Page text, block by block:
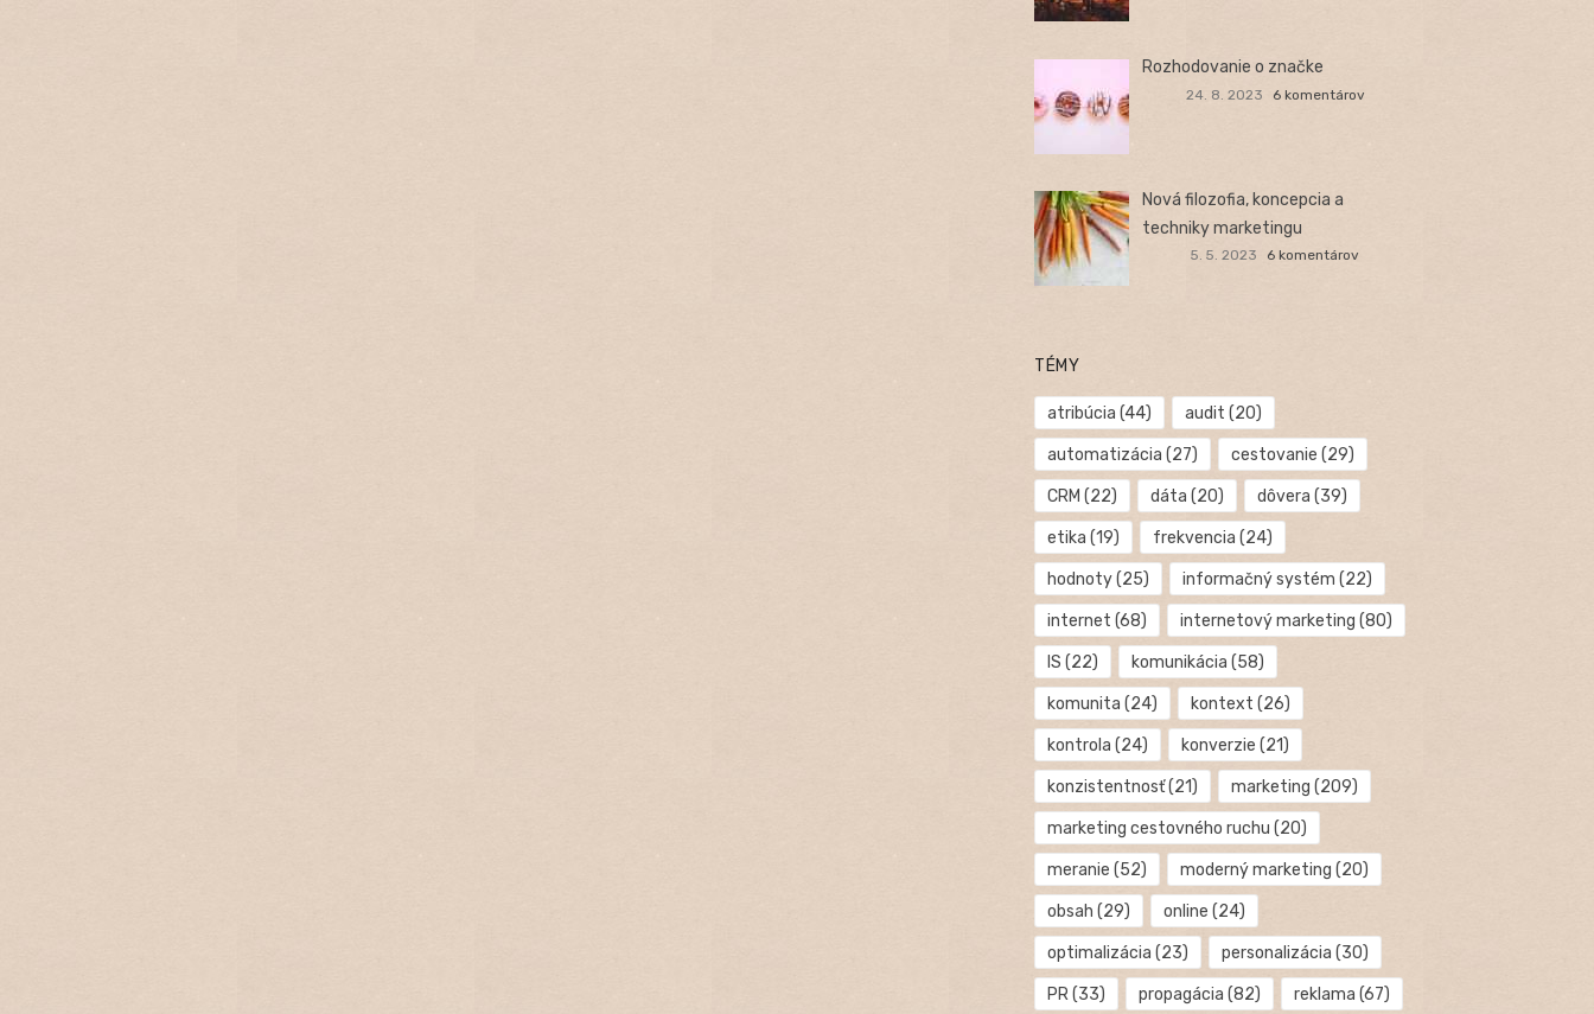
Rozhodovanie o značke
24. 8. 2023 6 komentárov
Nová filozofia, koncepcia a
techniky marketingu
5. 5. 2023 6 komentárov
TÉMY
atribúcia (44) audit (20)
automatizácia (27) cestovanie (29)
CRM (22) dáta (20) dôvera (39)
etika (19) frekvencia (24)
hodnoty(25) informačný systém (22)
internet (68) internetový marketing (80)
IS (22) komunikácia (58)
komunita (24) kontext (26)
kontrola (24) konverzie (21)
konzistentnosť(21) marketing (209)
marketing cestovného ruchu (20)
meranie (52) moderný marketing (20)
obsah (29) online (24)
optimalizácia (23) personalizácia (30)
PR(33) propagácia (82) reklama (67)